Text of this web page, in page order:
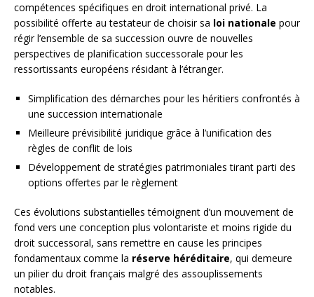
compétences spécifiques en droit international privé. La
possibilité offerte au testateur de choisir sa loi nationale pour
régir l’ensemble de sa succession ouvre de nouvelles
perspectives de planification successorale pour les
ressortissants européens résidant à l’étranger.
Simplification des démarches pour les héritiers confrontés à
une succession internationale
Meilleure prévisibilité juridique grâce à l’unification des
règles de conflit de lois
Développement de stratégies patrimoniales tirant parti des
options offertes par le règlement
Ces évolutions substantielles témoignent d’un mouvement de
fond vers une conception plus volontariste et moins rigide du
droit successoral, sans remettre en cause les principes
fondamentaux comme la réserve héréditaire, qui demeure
un pilier du droit français malgré des assouplissements
notables.